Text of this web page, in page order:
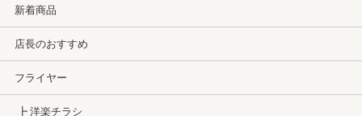
新着商品
店長のおすすめ
フライヤー
┣ 洋楽チラシ